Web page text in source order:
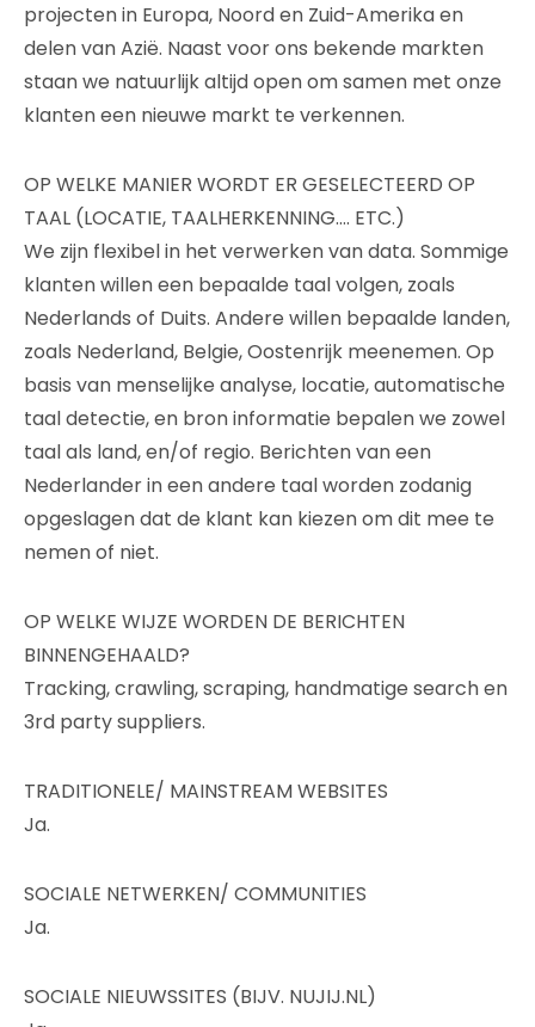
projecten in Europa, Noord en Zuid-Amerika en
delen van Azië. Naast voor ons bekende markten
staan we natuurlijk altijd open om samen met onze
klanten een nieuwe markt te verkennen.
OP WELKE MANIER WORDT ER GESELECTEERD OP
TAAL (LOCATIE, TAALHERKENNING…. ETC.)
We zijn flexibel in het verwerken van data. Sommige
klanten willen een bepaalde taal volgen, zoals
Nederlands of Duits. Andere willen bepaalde landen,
zoals Nederland, Belgie, Oostenrijk meenemen. Op
basis van menselijke analyse, locatie, automatische
taal detectie, en bron informatie bepalen we zowel
taal als land, en/of regio. Berichten van een
Nederlander in een andere taal worden zodanig
opgeslagen dat de klant kan kiezen om dit mee te
nemen of niet.
OP WELKE WIJZE WORDEN DE BERICHTEN
BINNENGEHAALD?
Tracking, crawling, scraping, handmatige search en
3rd party suppliers.
TRADITIONELE/ MAINSTREAM WEBSITES
Ja.
SOCIALE NETWERKEN/ COMMUNITIES
Ja.
SOCIALE NIEUWSSITES (BIJV. NUJIJ.NL)